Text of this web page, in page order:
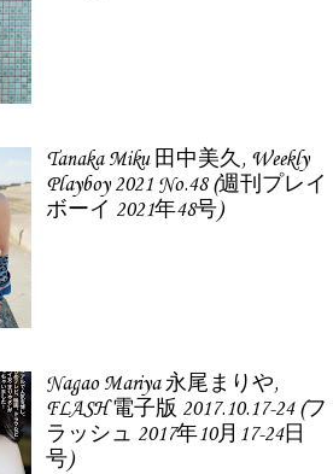
Tanaka Miku 田中美久, Weekly
Playboy 2021 No.48 (週刊プレイ
ボーイ 2021年48号)
Nagao Mariya 永尾まりや,
FLASH 電子版 2017.10.17-24 (フ
ラッシュ 2017年10月17-24日
号)